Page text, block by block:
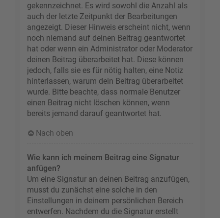
gekennzeichnet. Es wird sowohl die Anzahl als
auch der letzte Zeitpunkt der Bearbeitungen
angezeigt. Dieser Hinweis erscheint nicht, wenn
noch niemand auf deinen Beitrag geantwortet
hat oder wenn ein Administrator oder Moderator
deinen Beitrag überarbeitet hat. Diese können
jedoch, falls sie es für nötig halten, eine Notiz
hinterlassen, warum dein Beitrag überarbeitet
wurde. Bitte beachte, dass normale Benutzer
einen Beitrag nicht löschen können, wenn
bereits jemand darauf geantwortet hat.
Nach oben
Wie kann ich meinem Beitrag eine Signatur
anfügen?
Um eine Signatur an deinen Beitrag anzufügen,
musst du zunächst eine solche in den
Einstellungen in deinem persönlichen Bereich
entwerfen. Nachdem du die Signatur erstellt